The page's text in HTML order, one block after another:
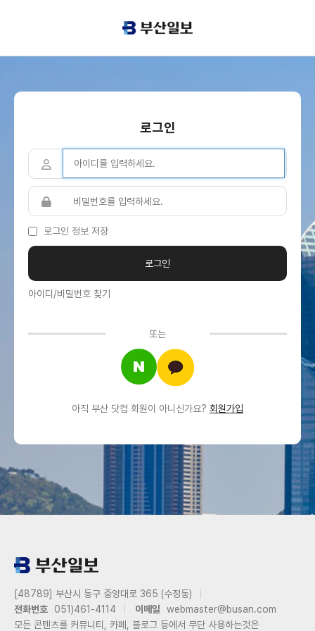
로그인
로그인 정보 저장
아이디/비밀번호 찾기
또는
아직 부산 닷컴 회원이 아니신가요? 회원가입
[48789] 부산시 동구 중앙대로 365 (수정동)
전화번호
051)461-4114 이메일
webmaster@busan.com
모든 콘텐츠를 커뮤니티, 카페, 블로그 등에서 무단 사용하는것은